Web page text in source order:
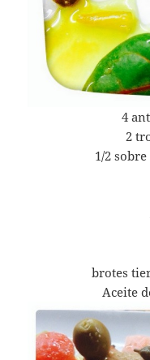
4
2
1/2
brotes
Aceite